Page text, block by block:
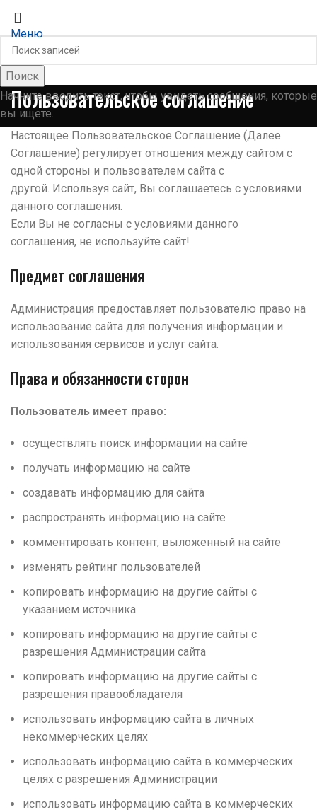
Меню
Пользовательское соглашение
Настоящее Пользовательское Соглашение (Далее
Соглашение) регулирует отношения между сайтом с
одной стороны и пользователем сайта с
другой. Используя сайт, Вы соглашаетесь с условиями
данного соглашения.
Если Вы не согласны с условиями данного
соглашения, не используйте сайт!
Предмет соглашения
Администрация предоставляет пользователю право на
использование сайта для получения информации и
использования сервисов и услуг сайта.
Права и обязанности сторон
Пользователь имеет право:
осуществлять поиск информации на сайте
получать информацию на сайте
создавать информацию для сайта
распространять информацию на сайте
комментировать контент, выложенный на сайте
изменять рейтинг пользователей
копировать информацию на другие сайты с
указанием источника
копировать информацию на другие сайты с
разрешения Администрации сайта
копировать информацию на другие сайты с
разрешения правообладателя
использовать информацию сайта в личных
некоммерческих целях
использовать информацию сайта в коммерческих
целях с разрешения Администрации
использовать информацию сайта в коммерческих
Поиск
Начните вводить текст, чтобы увидеть сообщения, которые
вы ищете.